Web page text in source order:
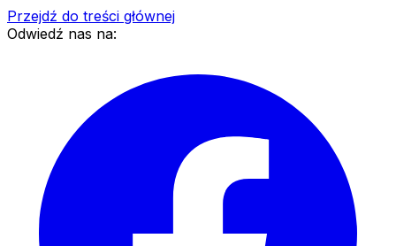
Przejdź do treści głównej
Odwiedź nas na: